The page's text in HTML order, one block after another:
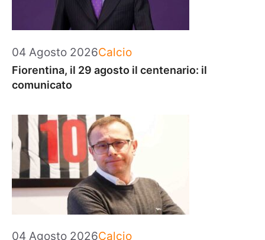
04 Agosto 2026Categorie
Calcio
Fiorentina, il 29 agosto il centenario: il
comunicato
04 Agosto 2026Categorie
Calcio